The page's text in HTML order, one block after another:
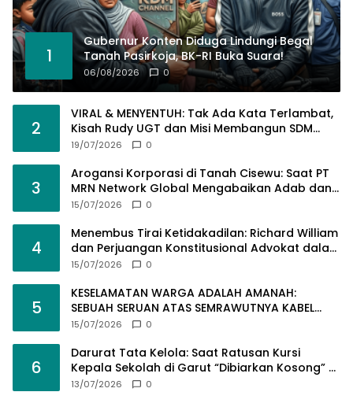
1
Gubernur Konten Diduga Lindungi Begal
Tanah Pasirkoja, BK-RI Buka Suara!
06/08/2026 0
2
VIRAL & MENYENTUH: Tak Ada Kata Terlambat,
Kisah Rudy UGT dan Misi Membangun SDM
Bangsa Lewat Kuliah Jarak Jauh
19/07/2026 0
3
Arogansi Korporasi di Tanah Cisewu: Saat PT
MRN Network Global Mengabaikan Adab dan
Hukum
15/07/2026 0
4
Menembus Tirai Ketidakadilan: Richard William
dan Perjuangan Konstitusional Advokat dalam
KUHAP Baru
15/07/2026 0
5
KESELAMATAN WARGA ADALAH AMANAH:
SEBUAH SERUAN ATAS SEMRAWUTNYA KABEL
UTILITAS
15/07/2026 0
6
Darurat Tata Kelola: Saat Ratusan Kursi
Kepala Sekolah di Garut “Dibiarkan Kosong” di
Tengah Tumpukan Guru Kompeten
13/07/2026 0